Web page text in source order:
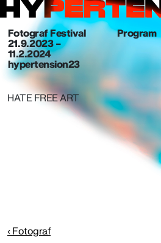
Fotograf Festival
21. 9. 2023 –
11.2.2024
hypertension23
Program
HATE FREE ART
‹ Fotograf